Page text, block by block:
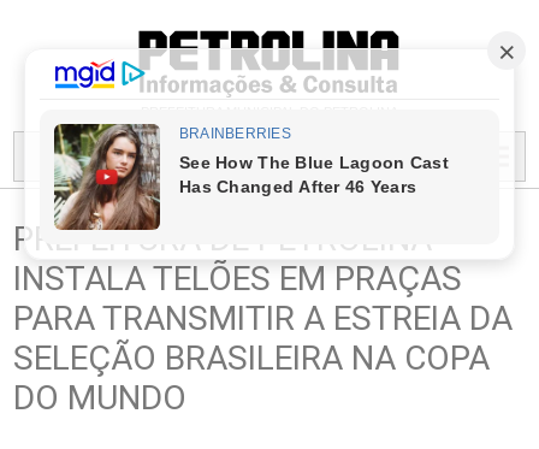
MENU...
PREFEITURA DE PETROLINA
INSTALA TELÕES EM PRAÇAS
PARA TRANSMITIR A ESTREIA DA
SELEÇÃO BRASILEIRA NA COPA
DO MUNDO